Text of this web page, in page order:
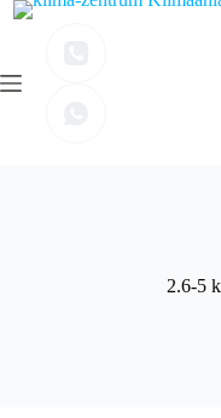
Zum
2.6-5